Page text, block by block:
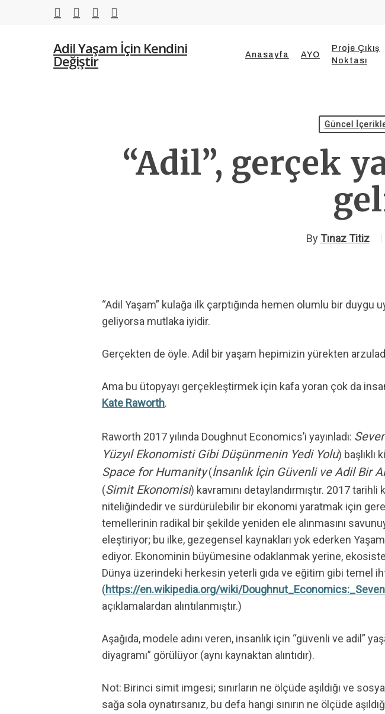
twitterfacebook
youtubeinstagram
Hit enter to search or ESC to close
Adil Yaşam İçin Kendini
Değiştir Anasayfa AYO
Proje Çıkış
Noktası
Güncel
“Adil”, gerçek
By Tınaz Titiz
“Adil Yaşam” kulağa ilk çarptığında hemen olumlu bir duygu
geliyorsa mutlaka iyidir.
Gerçekten de öyle. Adil bir yaşam hepimizin yürekten
Ama bu ütopyayı gerçekleştirmek için kafa yoran çok da
Kate Raworth.
Raworth 2017 yılında Doughnut Economics’i yayınladı:
Yüzyıl Ekonomisti Gibi Düşünmenin Yedi Yolu) başlıklı
Space for Humanity(İnsanlık İçin Güvenli ve Adil Bir
(Simit Ekonomisi) kavramını detaylandırmıştır. 2017
niteliğindedir ve sürdürülebilir bir ekonomi yaratmak için
temellerinin radikal bir şekilde yeniden ele alınmasını
eleştiriyor; bu ilke, gezegensel kaynakları yok ederken
ediyor. Ekonominin büyümesine odaklanmak yerine,
Dünya üzerindeki herkesin yeterli gıda ve eğitim gibi temel
(https://en.wikipedia.org/wiki/
açıklamalardan alıntılanmıştır.)
Aşağıda, modele adını veren, insanlık için “güvenli ve adil”
diyagramı” görülüyor (aynı kaynaktan alıntıdır).
Not: Birinci simit imgesi; sınırların ne ölçüde aşıldığı ve
sağa sola oynatırsanız, bu defa hangi sınırın ne ölçüde